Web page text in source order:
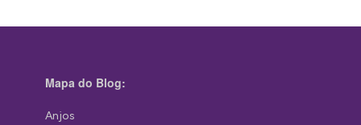
Mapa do Blog:
Anjos